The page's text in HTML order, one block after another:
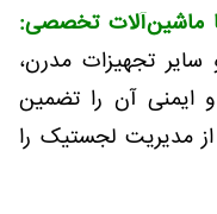
ماشین‌آلات تخصصی:
سایر تجهیزات مدرن،
و ایمنی آن را تضمین
مدیریت لجستیک را